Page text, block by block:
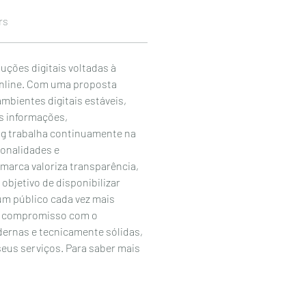
digitais voltadas à
Com uma proposta
digitais estáveis,
informações,
trabalha continuamente na
e
valoriza transparência,
de disponibilizar
público cada vez mais
com o
e tecnicamente sólidas,
serviços. Para saber mais